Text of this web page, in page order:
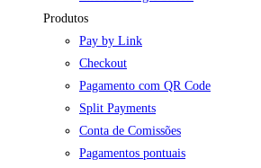
Produtos
Pay by Link
Checkout
Pagamento com QR Code
Split Payments
Conta de Comissões
Pagamentos pontuais